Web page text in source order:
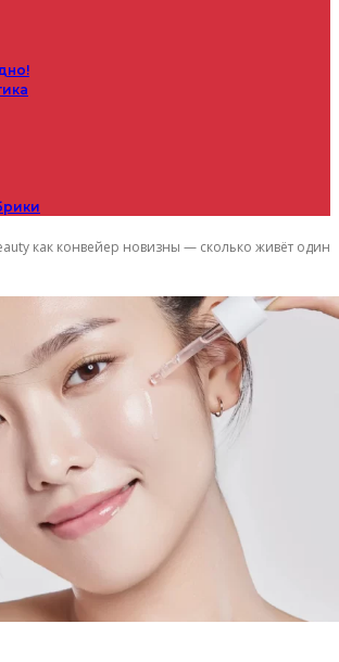
как конвейер новизны — сколько живёт один